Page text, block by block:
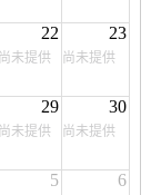
22
尚未提供
23
尚未提供
29
尚未提供
30
尚未提供
5 6